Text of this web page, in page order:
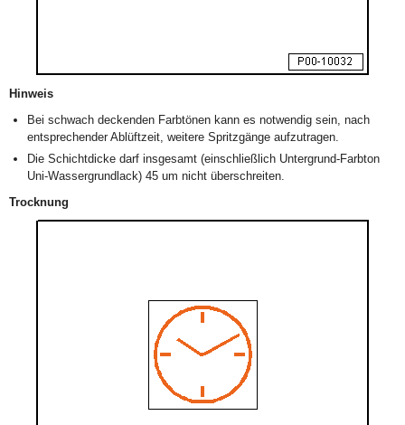
Hinweis
Bei schwach deckenden Farbtönen kann es notwendig sein, nach
entsprechender Ablüftzeit, weitere Spritzgänge aufzutragen.
Die Schichtdicke darf insgesamt (einschließlich Untergrund-Farbton
Uni-Wassergrundlack) 45 um nicht überschreiten.
Trocknung